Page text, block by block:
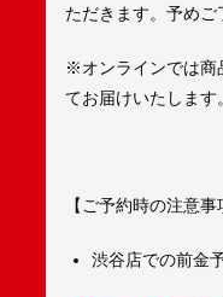
ただきます。予めご
※オンラインでは商
てお届けいたします。
【ご予約時の注意事
渋谷店での前金